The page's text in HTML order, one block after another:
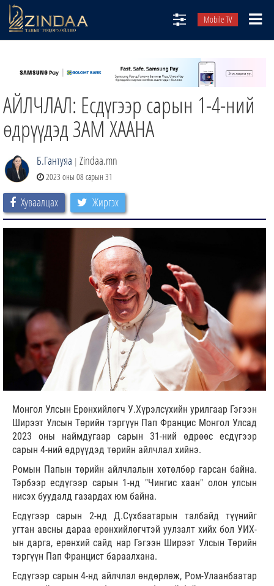
Mobile TV
ТВ8
ӨГЛӨӨНИЙ СОНИН
ЗИНДАА СЭТГҮҮЛ
АЙЛЧЛАЛ: Есдүгээр сарын 1-4-ний
өдрүүдэд ЗАМ ХААНА
Б.Гантуяа | Zindaa.mn
2023 оны 08 сарын 31
Хуваалцах Жиргэх
Монгол Улсын Ерөнхийлөгч У.Хүрэлсүхийн урилгаар Гэгээн
Ширээт Улсын Төрийн тэргүүн Пап Францис Монгол Улсад
2023 оны наймдугаар сарын 31-ний өдрөөс есдүгээр
сарын 4-ний өдрүүдэд төрийн айлчлал хийнэ.
Ромын Папын төрийн айлчлалын хөтөлбөр гарсан байна.
Тэрбээр есдүгээр сарын 1-нд "Чингис хаан" олон улсын
нисэх буудалд газардах юм байна.
Есдүгээр сарын 2-нд Д.Сүхбаатарын талбайд түүнийг
угтан авсны дараа ерөнхийлөгчтэй уулзалт хийх бол УИХ-
ын дарга, ерөнхий сайд нар Гэгээн Ширээт Улсын Төрийн
тэргүүн Пап Францист бараалхана.
Есдүгээр сарын 4-нд айлчлал өндөрлөж, Ром-Улаанбаатар